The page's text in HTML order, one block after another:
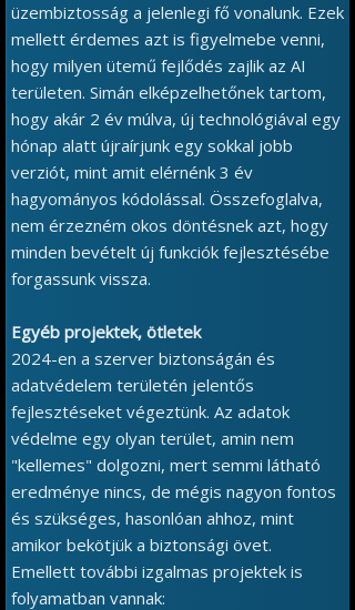
üzembiztosság a jelenlegi fő vonalunk. Ezek
mellett érdemes azt is figyelmebe venni,
hogy milyen ütemű fejlődés zajlik az AI
területen. Simán elképzelhetőnek tartom,
hogy akár 2 év múlva, új technológiával egy
hónap alatt újraírjunk egy sokkal jobb
verziót, mint amit elérnénk 3 év
hagyományos kódolással. Összefoglalva,
nem érzezném okos döntésnek azt, hogy
minden bevételt új funkciók fejlesztésébe
forgassunk vissza.
Egyéb projektek, ötletek
2024-en a szerver biztonságán és
adatvédelem területén jelentős
fejlesztéseket végeztünk. Az adatok
védelme egy olyan terület, amin nem
"kellemes" dolgozni, mert semmi látható
eredménye nincs, de mégis nagyon fontos
és szükséges, hasonlóan ahhoz, mint
amikor bekötjük a biztonsági övet.
Emellett további izgalmas projektek is
folyamatban vannak: